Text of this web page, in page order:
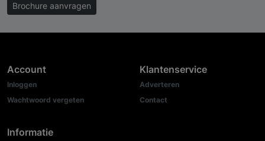
Brochure aanvragen
Account
Inloggen
Wachtwoord vergeten
Informatie
Klantenservice
Adverteren
Contact